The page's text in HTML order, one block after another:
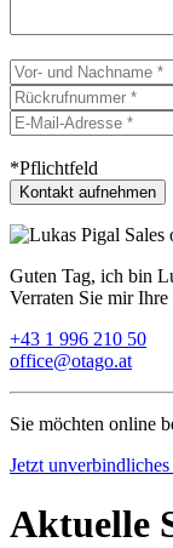
*Pflichtfeld
Guten Tag, ich bin
Verraten Sie mir
+43 1 996 210 50
office@otago.at
Sie möchten online
Jetzt
Aktuelle